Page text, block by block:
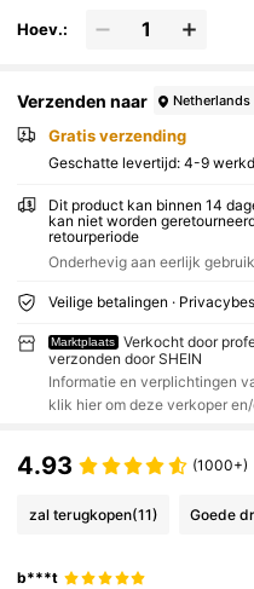
Hoev.:
Verzenden naar Netherlands
Gratis verzending
Geschatte levertijd: 4-9
Dit product kan binnen 14
kan niet worden
retourperiode
Onderhevig aan eerlijk
Veilige betalingen ·
Marktplaats
Verkocht door
verzonden door SHEIN
Informatie en verplichtingen
klik hier om deze verkoper
4.93 (1000+)
zal terugkopen(11) Goede
b***t